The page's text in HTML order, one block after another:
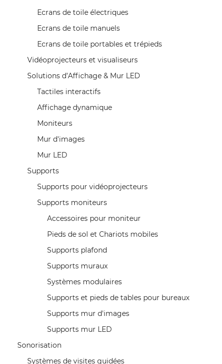
Ecrans de toile électriques
Ecrans de toile manuels
Ecrans de toile portables et trépieds
Vidéoprojecteurs et visualiseurs
Solutions d’Affichage & Mur LED
Tactiles interactifs
Affichage dynamique
Moniteurs
Mur d'images
Mur LED
Supports
Supports pour vidéoprojecteurs
Supports moniteurs
Accessoires pour moniteur
Pieds de sol et Chariots mobiles
Supports plafond
Supports muraux
Systèmes modulaires
Supports et pieds de tables pour bureaux
Supports mur d'images
Supports mur LED
Sonorisation
Systèmes de visites guidées
AJOUTER À MA LISTE D'ENVIES
add_circle_outline Créer une nouvelle liste
((confirmMessage))
((cancelText)) ((modalDeleteText))
Annuler Créer une liste d'envies
Vous devez être connecté pour ajouter des produits